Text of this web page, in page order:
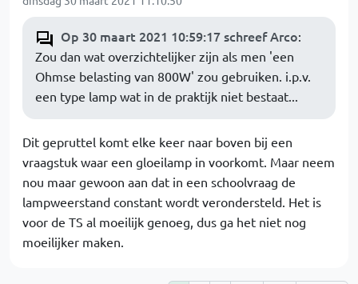
Op 30 maart 2021 10:59:17 schreef Arco:
Zou dan wat overzichtelijker zijn als men 'een
Ohmse belasting van 800W' zou gebruiken. i.p.v.
een type lamp wat in de praktijk niet bestaat...
Dit gepruttel komt elke keer naar boven bij een
vraagstuk waar een gloeilamp in voorkomt. Maar neem
nou maar gewoon aan dat in een schoolvraag de
lampweerstand constant wordt verondersteld. Het is
voor de TS al moeilijk genoeg, dus ga het niet nog
moeilijker maken.